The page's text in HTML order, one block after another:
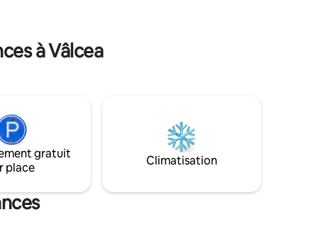
plaisir de vous accueillir à Râmnicu
à Vâlcea
gratuit
place
Climatisation